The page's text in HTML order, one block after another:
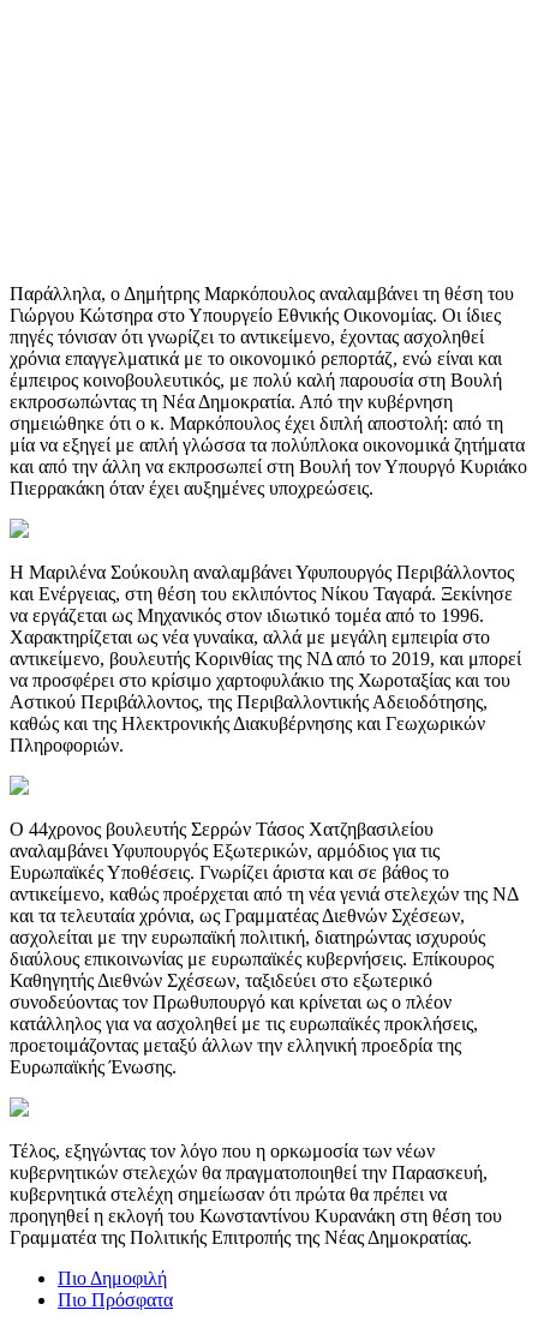
Παράλληλα, ο Δημήτρης Μαρκόπουλος αναλαμβάνει τη θέση του
Γιώργου Κώτσηρα στο Υπουργείο Εθνικής Οικονομίας. Οι ίδιες
πηγές τόνισαν ότι γνωρίζει το αντικείμενο, έχοντας ασχοληθεί
χρόνια επαγγελματικά με το οικονομικό ρεπορτάζ, ενώ είναι και
έμπειρος κοινοβουλευτικός, με πολύ καλή παρουσία στη Βουλή
εκπροσωπώντας τη Νέα Δημοκρατία. Από την κυβέρνηση
σημειώθηκε ότι ο κ. Μαρκόπουλος έχει διπλή αποστολή: από τη
μία να εξηγεί με απλή γλώσσα τα πολύπλοκα οικονομικά ζητήματα
και από την άλλη να εκπροσωπεί στη Βουλή τον Υπουργό Κυριάκο
Πιερρακάκη όταν έχει αυξημένες υποχρεώσεις.
Η Μαριλένα Σούκουλη αναλαμβάνει Υφυπουργός Περιβάλλοντος
και Ενέργειας, στη θέση του εκλιπόντος Νίκου Ταγαρά. Ξεκίνησε
να εργάζεται ως Μηχανικός στον ιδιωτικό τομέα από το 1996.
Χαρακτηρίζεται ως νέα γυναίκα, αλλά με μεγάλη εμπειρία στο
αντικείμενο, βουλευτής Κορινθίας της ΝΔ από το 2019, και μπορεί
να προσφέρει στο κρίσιμο χαρτοφυλάκιο της Χωροταξίας και του
Αστικού Περιβάλλοντος, της Περιβαλλοντικής Αδειοδότησης,
καθώς και της Ηλεκτρονικής Διακυβέρνησης και Γεωχωρικών
Πληροφοριών.
Ο 44χρονος βουλευτής Σερρών Τάσος Χατζηβασιλείου
αναλαμβάνει Υφυπουργός Εξωτερικών, αρμόδιος για τις
Ευρωπαϊκές Υποθέσεις. Γνωρίζει άριστα και σε βάθος το
αντικείμενο, καθώς προέρχεται από τη νέα γενιά στελεχών της ΝΔ
και τα τελευταία χρόνια, ως Γραμματέας Διεθνών Σχέσεων,
ασχολείται με την ευρωπαϊκή πολιτική, διατηρώντας ισχυρούς
διαύλους επικοινωνίας με ευρωπαϊκές κυβερνήσεις. Επίκουρος
Καθηγητής Διεθνών Σχέσεων, ταξιδεύει στο εξωτερικό
συνοδεύοντας τον Πρωθυπουργό και κρίνεται ως ο πλέον
κατάλληλος για να ασχοληθεί με τις ευρωπαϊκές προκλήσεις,
προετοιμάζοντας μεταξύ άλλων την ελληνική προεδρία της
Ευρωπαϊκής Ένωσης.
Τέλος, εξηγώντας τον λόγο που η ορκωμοσία των νέων
κυβερνητικών στελεχών θα πραγματοποιηθεί την Παρασκευή,
κυβερνητικά στελέχη σημείωσαν ότι πρώτα θα πρέπει να
προηγηθεί η εκλογή του Κωνσταντίνου Κυρανάκη στη θέση του
Γραμματέα της Πολιτικής Επιτροπής της Νέας Δημοκρατίας.
Πιο Δημοφιλή
Πιο Πρόσφατα